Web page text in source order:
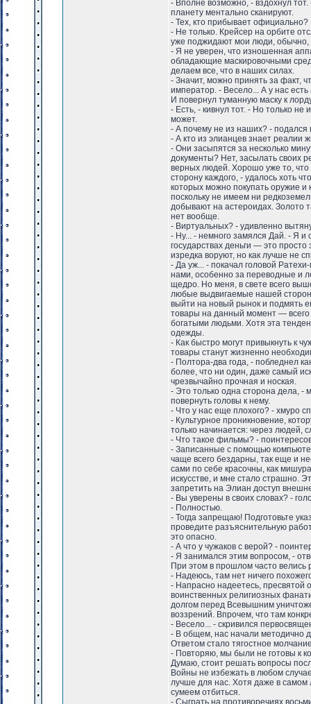
- Вполне возможно, - вздохнул
планету ментально сканируют.
- Тех, кто прибывает официально?
- Не только. Крейсер на орбите
уже поджидают мои люди, обычно,
- Я не уверен, что изношенная
обладающие маскировочными
делаем все, что в наших силах.
- Значит, можно принять за факт,
император. - Весело... А у нас есть
И повернул туманную маску к
- Есть, - кивнул тот. - Но только
может.
- А почему не из наших? - подался
- А кто из элианцев знает реалии
- Они засыпятся за несколько
документы? Нет, засылать своих
верных людей. Хорошо уже то,
сторону каждого, - удалось хоть
которых можно покупать оружие и
поскольку не имеем ни
добывают на астероидах. Золото
нет вообще.
- Виртуальных? - удивленно
- Ну... - немного замялся Дай. - Я
государствах деньги — это
изредка воруют, но как лучше не
- Да уж... - покачал головой
нами, особенно за переводные и
щедро. Но меня, в свете всего
любые выдвигаемые нашей
выйти на новый рынок и подмять
товары на данный момент — всего
богатыми людьми. Хотя эта
одежды.
- Как быстро могут привыкнуть к
товары станут жизненно
- Полтора-два года, - побледнел
более, что ни один, даже самый
чрезвычайно прочная и ноская.
- Это только одна сторона дела, -
повернуть головы к нему.
- Что у нас еще плохого? - хмуро
- Культурное проникновение,
только начинается: через людей,
- Что такое фильмы? -
- Записанные с помощью
чаще всего бездарны, так еще и
сами по себе красочны, как
искусстве, и мне стало страшно.
запретить на Элиан доступ
- Вы уверены в своих словах? -
- Полностью.
- Тогда запрещаю! Подготовьте
проведите разъяснительную
это опасно.
- А что у чужаков с верой? -
- Я занимался этим вопросом, -
При этом в прошлом часто велись
- Надеюсь, там нет ничего
- Напрасно надеетесь, пресвятой
воинственных религиозных
долгом перед Всевышним
воззрений. Впрочем, что там
- Весело... - скривился
- В общем, нас начали методично
Ответом стало тягостное
- Повторяю, мы были не готовы к
Думаю, стоит решать вопросы
Войны не избежать в любом
лучше для нас. Хотя даже в
сумеем отбиться.
- Сыграть на противоречиях